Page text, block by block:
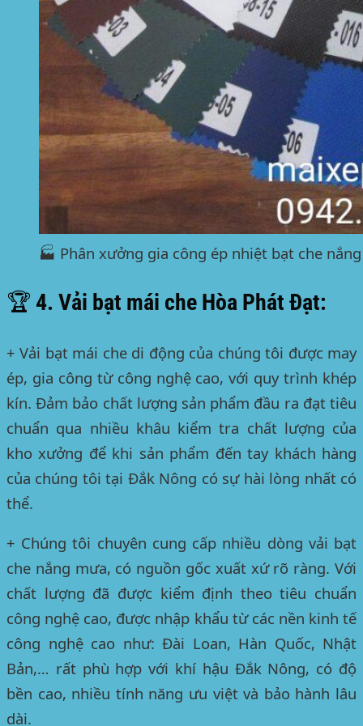
🏭 Phân xưởng gia công ép nhiệt bạt che
🏆 4. Vải bạt mái che Hòa Phát Đạt:
+ Vải bạt mái che di động của chúng tôi được may
ép, gia công từ công nghệ cao, với quy trình khép
kín. Đảm bảo chất lượng sản phẩm đầu ra đạt tiêu
chuẩn qua nhiều khâu kiểm tra chất lượng của
kho xưởng để khi sản phẩm đến tay khách hàng
của chúng tôitại Đắk Nông có sự hài lòng nhất có
thể.
+ Chúng tôi chuyên cung cấp nhiều dòng vải bạt
che nắng mưa, có nguồn gốc xuất xứ rõ ràng. Với
chất lượng đã được kiểm định theo tiêu chuẩn
công nghệ cao, được nhập khẩu từ các nền kinh tế
công nghệ cao như: Đài Loan, Hàn Quốc, Nhật
Bản,… rất phù hợp với khí hậu Đắk Nông, có độ
bền cao, nhiều tính năng ưu việt và bảo hành lâu
dài.